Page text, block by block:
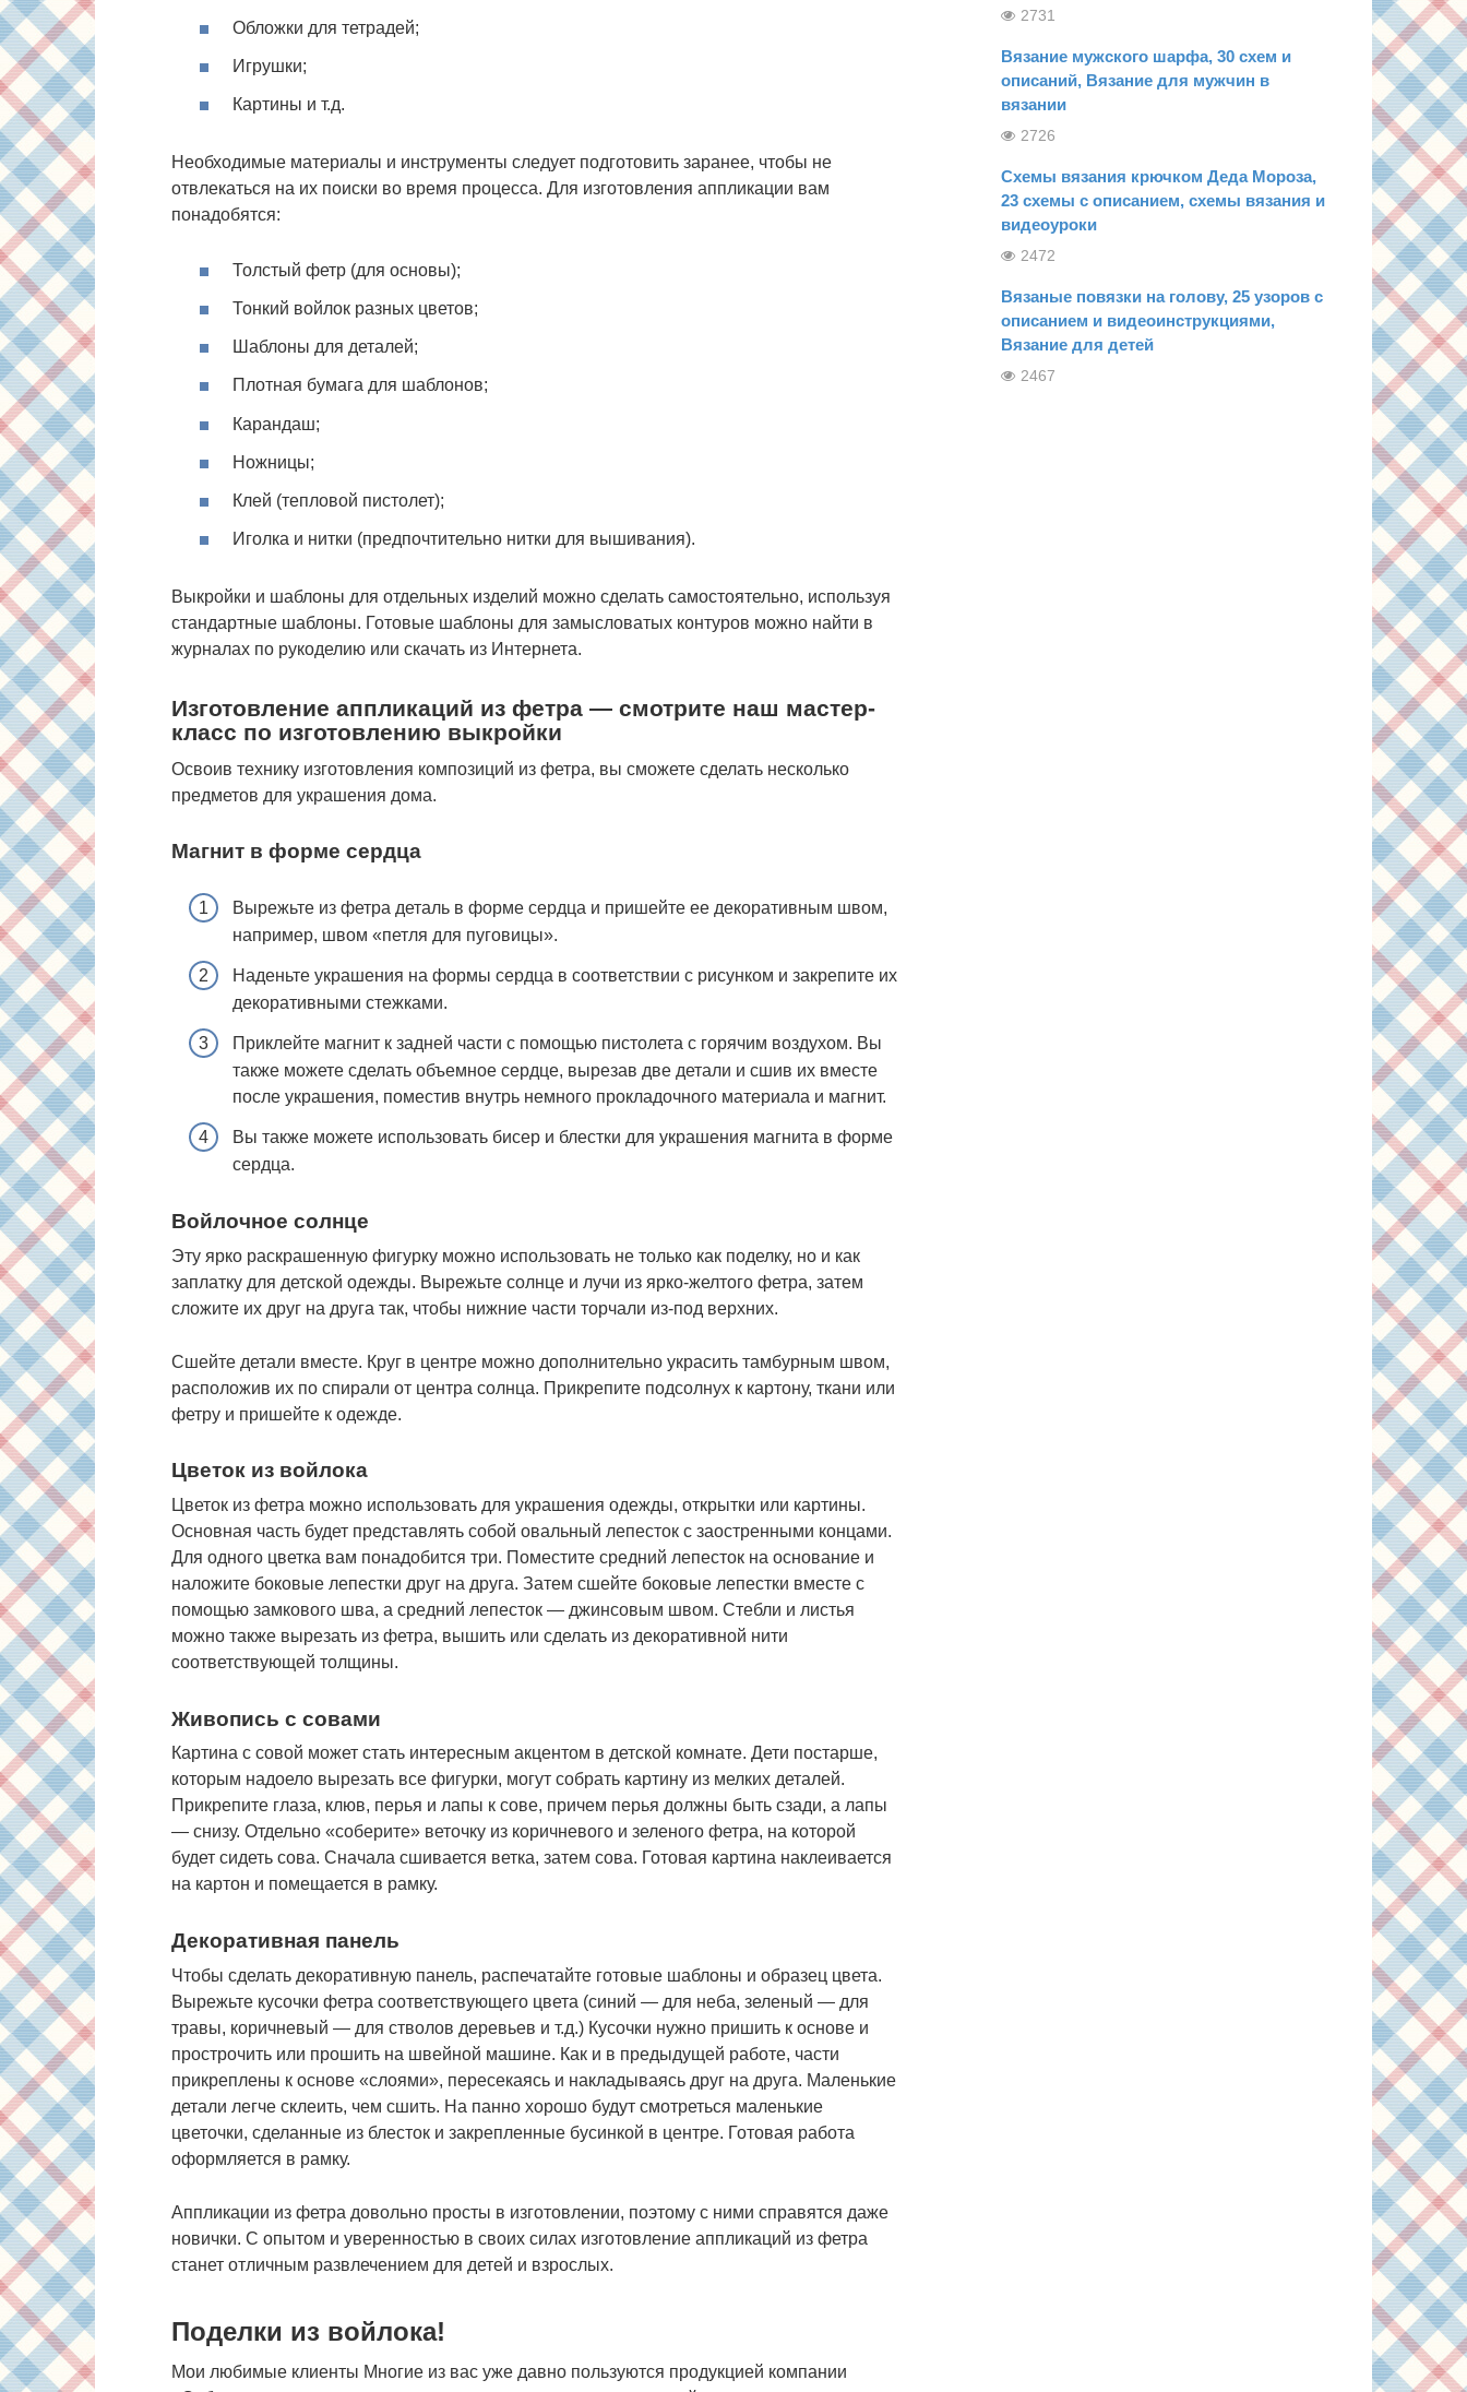
Обложки для тетрадей;
Игрушки;
Картины и т.д.
Необходимые материалы и инструменты следует подготовить заранее, чтобы не
отвлекаться на их поиски во время процесса. Для изготовления аппликации вам
понадобятся:
Толстый фетр (для основы);
Тонкий войлок разных цветов;
Шаблоны для деталей;
Плотная бумага для шаблонов;
Карандаш;
Ножницы;
Клей (тепловой пистолет);
Иголка и нитки (предпочтительно нитки для вышивания).
Выкройки и шаблоны для отдельных изделий можно сделать самостоятельно, используя
стандартные шаблоны. Готовые шаблоны для замысловатых контуров можно найти в
журналах по рукоделию или скачать из Интернета.
Изготовление аппликаций из фетра — смотрите наш мастер-
класс по изготовлению выкройки
Освоив технику изготовления композиций из фетра, вы сможете сделать несколько
предметов для украшения дома.
Магнит в форме сердца
Вырежьте из фетра деталь в форме сердца и пришейте ее декоративным швом,
например, швом «петля для пуговицы».
Наденьте украшения на формы сердца в соответствии с рисунком и закрепите их
декоративными стежками.
Приклейте магнит к задней части с помощью пистолета с горячим воздухом. Вы
также можете сделать объемное сердце, вырезав две детали и сшив их вместе
после украшения, поместив внутрь немного прокладочного материала и магнит.
Вы также можете использовать бисер и блестки для украшения магнита в форме
сердца.
Войлочное солнце
Эту ярко раскрашенную фигурку можно использовать не только как поделку, но и как
заплатку для детской одежды. Вырежьте солнце и лучи из ярко-желтого фетра, затем
сложите их друг на друга так, чтобы нижние части торчали из-под верхних.
Сшейте детали вместе. Круг в центре можно дополнительно украсить тамбурным швом,
расположив их по спирали от центра солнца. Прикрепите подсолнух к картону, ткани или
фетру и пришейте к одежде.
Цветок из войлока
Цветок из фетра можно использовать для украшения одежды, открытки или картины.
Основная часть будет представлять собой овальный лепесток с заостренными концами.
Для одного цветка вам понадобится три. Поместите средний лепесток на основание и
наложите боковые лепестки друг на друга. Затем сшейте боковые лепестки вместе с
помощью замкового шва, а средний лепесток — джинсовым швом. Стебли и листья
можно также вырезать из фетра, вышить или сделать из декоративной нити
соответствующей толщины.
Живопись с совами
Картина с совой может стать интересным акцентом в детской комнате. Дети постарше,
которым надоело вырезать все фигурки, могут собрать картину из мелких деталей.
Прикрепите глаза, клюв, перья и лапы к сове, причем перья должны быть сзади, а лапы
— снизу. Отдельно «соберите» веточку из коричневого и зеленого фетра, на которой
будет сидеть сова. Сначала сшивается ветка, затем сова. Готовая картина наклеивается
на картон и помещается в рамку.
Декоративная панель
Чтобы сделать декоративную панель, распечатайте готовые шаблоны и образец цвета.
Вырежьте кусочки фетра соответствующего цвета (синий — для неба, зеленый — для
травы, коричневый — для стволов деревьев и т.д.) Кусочки нужно пришить к основе и
прострочить или прошить на швейной машине. Как и в предыдущей работе, части
прикреплены к основе «слоями», пересекаясь и накладываясь друг на друга. Маленькие
детали легче склеить, чем сшить. На панно хорошо будут смотреться маленькие
цветочки, сделанные из блесток и закрепленные бусинкой в центре. Готовая работа
оформляется в рамку.
Аппликации из фетра довольно просты в изготовлении, поэтому с ними справятся даже
новички. С опытом и уверенностью в своих силах изготовление аппликаций из фетра
станет отличным развлечением для детей и взрослых.
Поделки из войлока!
Мои любимые клиенты Многие из вас уже давно пользуются продукцией компании
2731
Вязание мужского шарфа, 30 схем и
описаний, Вязание для мужчин в
вязании
2726
Схемы вязания крючком Деда Мороза,
23 схемы с описанием, схемы вязания и
видеоуроки
2472
Вязаные повязки на голову, 25 узоров с
описанием и видеоинструкциями,
Вязание для детей
2467